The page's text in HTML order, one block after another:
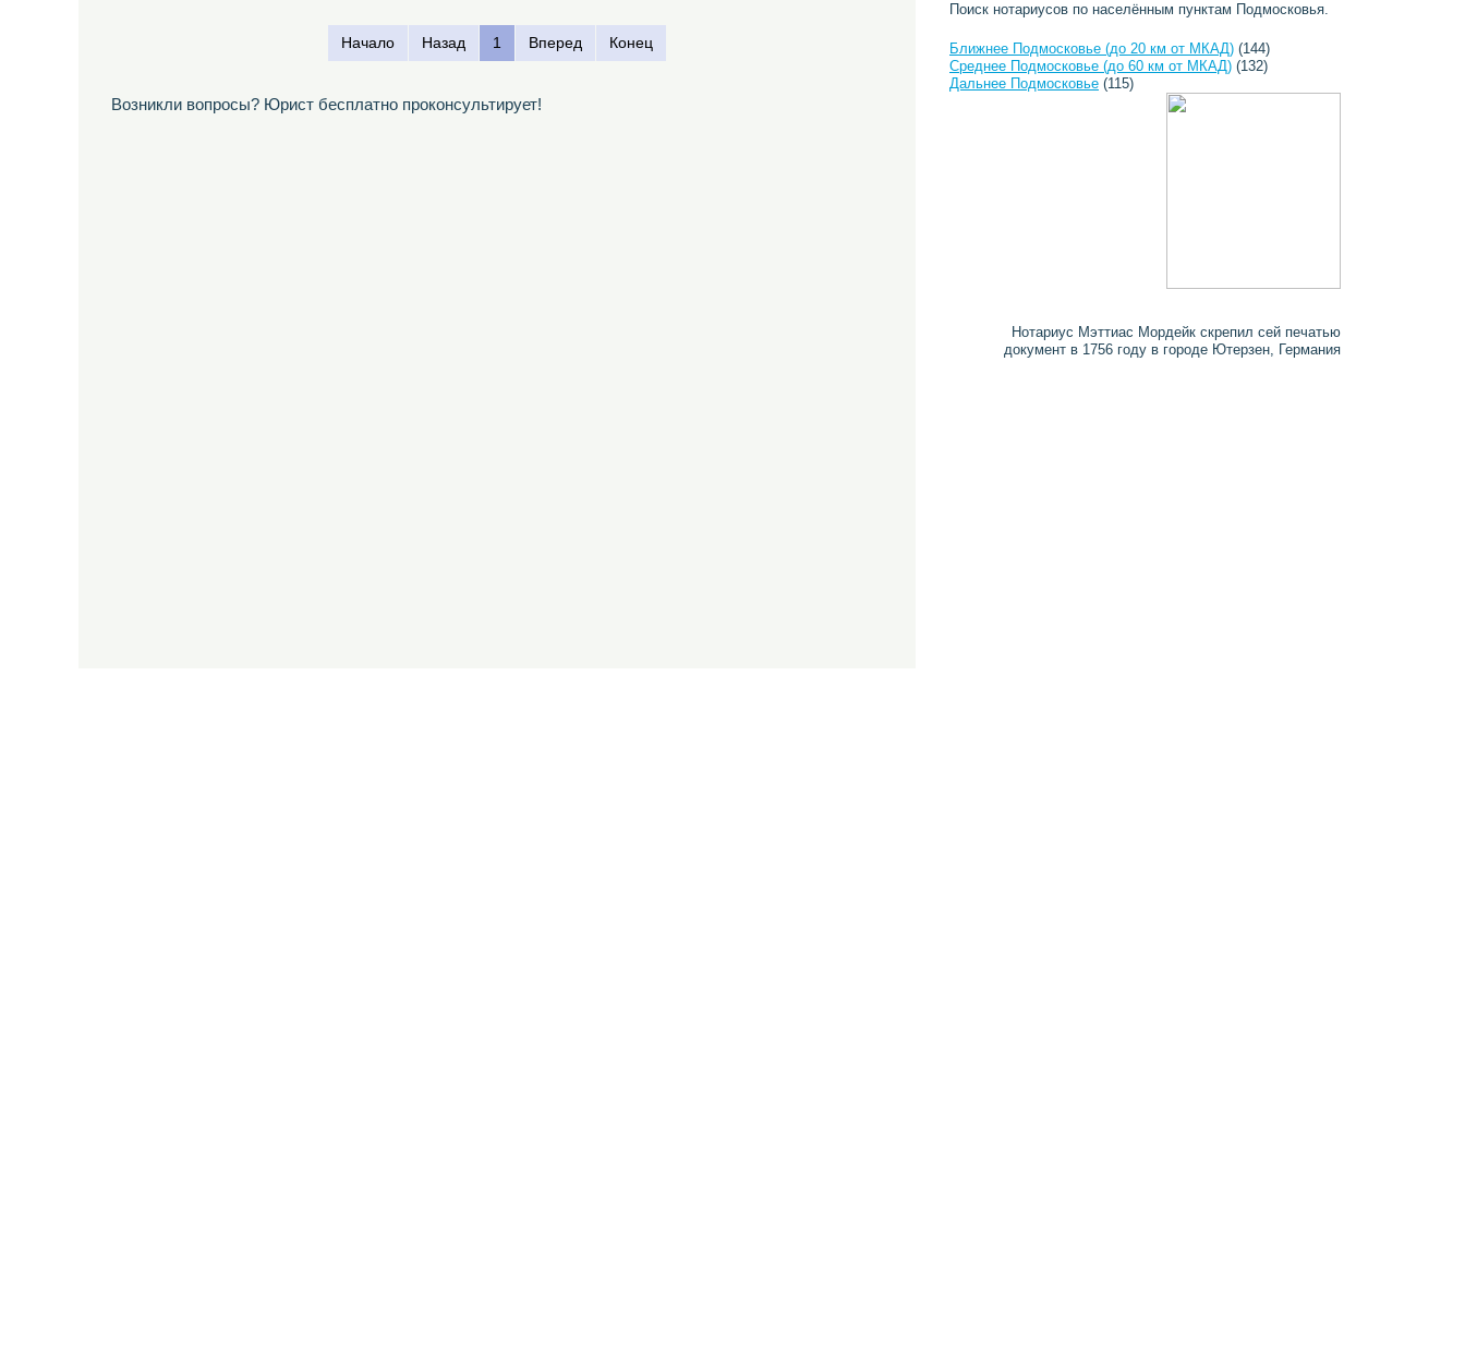
Начало Назад 1 Вперед Конец
Возникли вопросы? Юрист бесплатно проконсультирует!
Поиск нотариусов по населённым пунктам Подмосковья.
Ближнее Подмосковье (до 20 км от МКАД) (144)
Среднее Подмосковье (до 60 км от МКАД) (132)
Дальнее Подмосковье (115)
Нотариус Мэттиас Мордейк скрепил сей печатью
документ в 1756 году в городе Ютерзен, Германия